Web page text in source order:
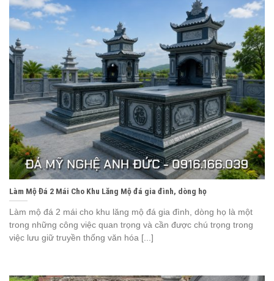
Làm Mộ Đá 2 Mái Cho Khu Lăng Mộ đá gia đình, dòng họ
Làm mộ đá 2 mái cho khu lăng mộ đá gia đình, dòng họ là một
trong những công việc quan trọng và cần được chú trọng trong
việc lưu giữ truyền thống văn hóa [...]